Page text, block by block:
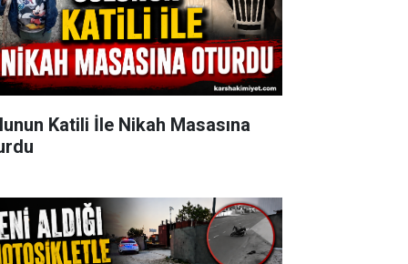
Katili İle Nikah Masasına